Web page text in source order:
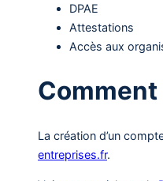
DPAE
Attestations
Accès aux
Comment
La création d’un
entreprises.fr.